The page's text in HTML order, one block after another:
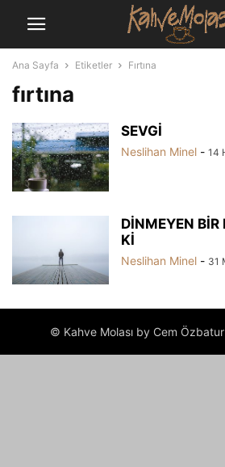
Ana Sayfa Etiketler Fırtına
fırtına
SEVGİ
Neslihan Minel - 14
DİNMEYEN
Kİ
Neslihan Minel - 31
© Kahve Molası by Cem